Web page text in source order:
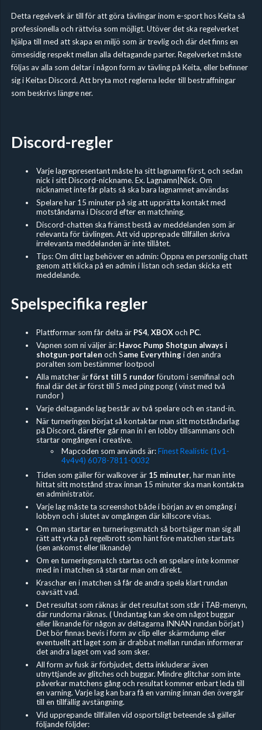
Detta regelverk är till för att göra tävlingar inom e-sport hos Keita så
professionella och rättvisa som möjligt. Utöver det ska regelverket
hjälpa till med att skapa en miljö som är trevlig och där det finns en
ömsesidig respekt mellan alla deltagande parter. Regelverket måste
följas av alla som deltar i någon form av tävling på Keita, eller befinner
sig i Keitas Discord. Att bryta mot reglerna leder till bestraffningar
som beskrivs längre ner.
Discord-regler
Varje lagrepresentant måste ha sitt lagnamn först, och sedan
nick i sitt Discord-nickname. Ex. Lagnamn|Nick. Om
nicknamet inte får plats så ska bara lagnamnet användas
Spelare har 15 minuter på sig att upprätta kontakt med
motståndarna i Discord efter en matchning.
Discord-chatten ska främst bestå av meddelanden som är
relevanta för tävlingen. Att vid upprepade tillfällen skriva
irrelevanta meddelanden är inte tillåtet.
Tips: Om ditt lag behöver en admin: Öppna en personlig chatt
genom att klicka på en admin i listan och sedan skicka ett
meddelande.
Spelspecifika regler
Plattformar som får delta är PS4, XBOXoch PC.
Vapnen som ni väljer är: Havoc Pump Shotgun always i
shotgun-portalen och Same Everythingi den andra
poralten som bestämmer lootpool
Alla matcher ärförst till 5 rundorförutom i semifinal och
final där det är först till 5 med ping pong ( vinst med två
rundor )
Varje deltagande lag består av två spelare och en stand-in.
När turneringen börjat så kontaktar man sitt motståndarlag
på Discord, därefter går man in i en lobby tillsammans och
startar omgången i creative.
Mapcoden som används är:Finest Realistic (1v1-
4v4v4) 6078-7811-0032
Tiden som gäller för walkover är 15 minuter, har man inte
hittat sitt motstånd strax innan 15 minuter ska man kontakta
en administratör.
Varje lag måste ta screenshot både i början av en omgång i
lobbyn och i slutet av omgången där killscore visas.
Om man startar en turneringsmatch så bortsäger man sig all
rätt att yrka på regelbrott som hänt före matchen startats
(sen ankomst eller liknande)
Om en turneringsmatch startas och en spelare inte kommer
med in i matchen så startar man om direkt.
Kraschar en i matchen så får de andra spela klart rundan
oavsätt vad.
Det resultat som räknas är det resultat som står i TAB-menyn,
där rundorna räknas. ( Undantag kan ske om något buggar
eller liknande för någon av deltagarna INNAN rundan börjat )
Det bör finnas bevis i form av clip eller skärmdump eller
eventuellt att laget som är drabbat mellan rundan informerar
det andra laget om vad som sker.
All form av fusk är förbjudet, detta inkluderar även
utnyttjande av glitches och buggar. Mindre glitchar som inte
påverkar matchens gång och resultat kommer enbart leda till
en varning. Varje lag kan bara få en varning innan den övergår
till en tillfällig avstängning.
Vid upprepande tillfällen vid osportsligt beteende så gäller
följande följder: